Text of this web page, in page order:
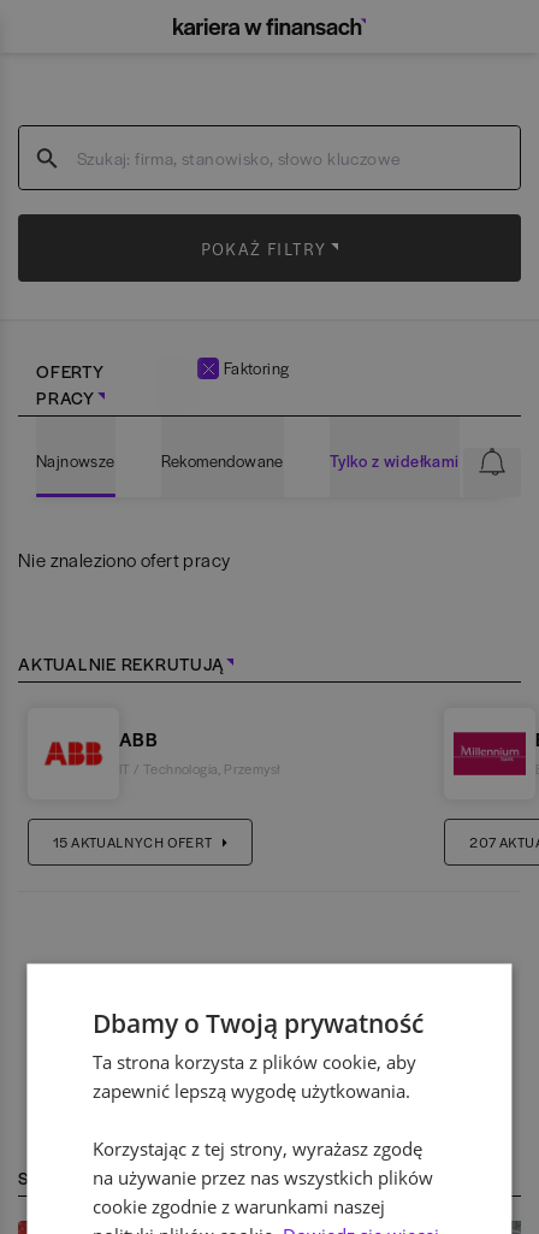
POKAŻ FILTRY
OFERTY
PRACY
Faktoring
Najnowsze Rekomendowane Tylko z widełkami
Nie znaleziono ofert pracy
AKTUALNIE REKRUTUJĄ
ABB
IT / Technologia Przemysł
15AKTUALNYCH OFERT 207
STREFA EKSPERTA
Dbamy o Twoją prywatność
Ta strona korzysta z plików cookie, aby
zapewnić lepszą wygodę użytkowania.
Korzystając z tej strony, wyrażasz zgodę
na używanie przez nas wszystkich plików
cookie zgodnie z warunkami naszej